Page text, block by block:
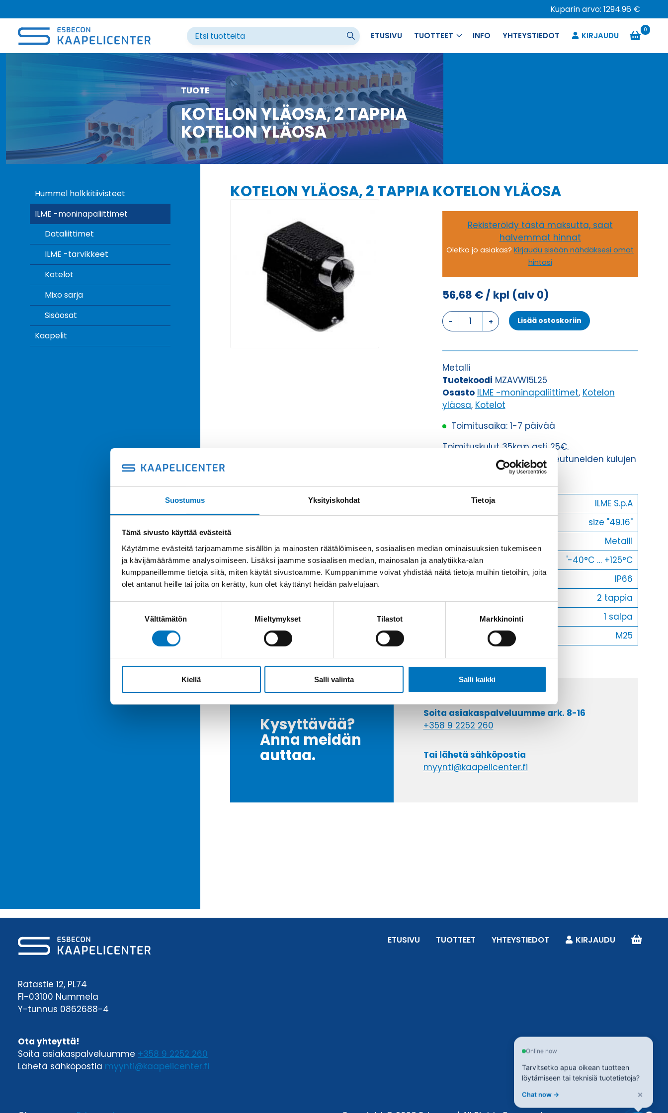
Suostumus Yksityiskohdat Tietoja
Tämä sivusto käyttää evästeitä
Käytämme evästeitä tarjoamamme sisällön ja mainosten räätälöimiseen, sosiaalisen median ominaisuuksien tukemiseen
ja kävijämäärämme analysoimiseen. Lisäksi jaamme sosiaalisen median, mainosalan ja analytiikka-alan
kumppaneillemme tietoja siitä, miten käytät sivustoamme. Kumppanimme voivat yhdistää näitä tietoja muihin tietoihin, joita
olet antanut heille tai joita on kerätty, kun olet käyttänyt heidän palvelujaan.
Välttämätön Mieltymykset Tilastot Markkinointi
Kiellä Salli valinta Salli kaikki
sisältöön
Kuparin arvo: 1294.96 €
ETUSIVU TUOTTEET INFO YHTEYSTIEDOT KIRJAUDU
0
TUOTE
KOTELON YLÄOSA, 2 TAPPIA
KOTELON YLÄOSA
Hummel holkkitiivisteet
ILME -moninapaliittimet
Dataliittimet
ILME -tarvikkeet
Kotelot
Mixo sarja
Sisäosat
Kaapelit
KOTELON YLÄOSA, 2 TAPPIA KOTELON YLÄOSA
Rekisteröidy tästä maksutta, saat
halvemmat hinnat
Oletko jo asiakas?Kirjaudu sisään nähdäksesi omat
hintasi
56,68 €/ kpl (alv 0)
KOTELON
YLÄOSA,
TAPPIA
KOTELON
YLÄOSA
määrä
Lisää ostoskoriin
Metalli
Tuotekoodi MZAVW15L25
Osasto ILME -moninapaliittimet, Kotelon
yläosa, Kotelot
Toimitusaika: 1-7 päivää
Toimituskulut 35kg:n asti 25€.
Yli 35kg:n toimituskulut toteutuneiden kulujen
Valmistaja
ILME S.p.A
size "49.16"
Metalli
Käyttölämpötila
'-40°C … +125°C
IP-luokka
IP66
2 tappia
Vastakohta L
1 salpa
Läpivienti
M25
Kysyttävää?
Anna meidän
auttaa.
Soita asiakaspalveluumme ark. 8-16
+358 9 2252 260
Tai lähetä sähköpostia
myynti@kaapelicenter.fi
Ratastie 12, PL74
FI-03100 Nummela
Y-tunnus 0862688-4
Ota yhteyttä!
Soita asiakaspalveluumme +358 9 2252 260
Lähetä sähköpostia myynti@kaapelicenter.fi
ETUSIVU TUOTTEET YHTEYSTIEDOT KIRJAUDU
Online now
Tarvitsetko apua oikean tuotteen
löytämiseen tai teknisiä tuotetietoja?
Chat now → ×